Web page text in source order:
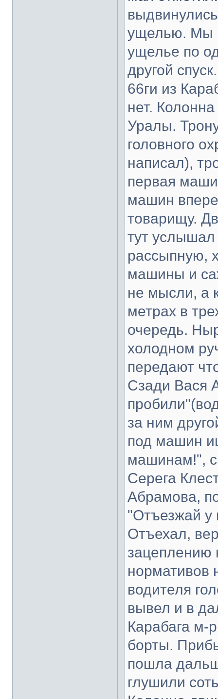
ущелью. Мы
ущелье по
другой
66ги из
нет.
Уралы.
головного
написал),
первая
машин
товарищу.
тут услышал
рассыпную,
машины и
не мысли, а
метрах в
очередь.
холодном
передают
Сзади Вася
за ним
под машин
машинам!",
Серега
Абрамова,
"Отъезжай у
Отъехал,
зацеплению
нормативов
водителя
вывел и в
Карабага
борты.
пошла
глушили